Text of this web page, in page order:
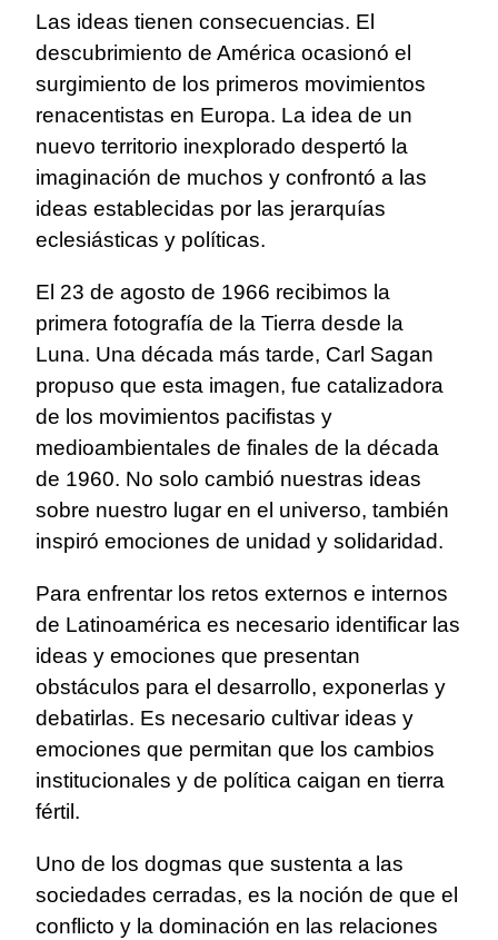
Las ideas tienen consecuencias. El
descubrimiento de América ocasionó el
surgimiento de los primeros movimientos
renacentistas en Europa. La idea de un
nuevo territorio inexplorado despertó la
imaginación de muchos y confrontó a las
ideas establecidas por las jerarquías
eclesiásticas y políticas.
El 23 de agosto de 1966 recibimos la
primera fotografía de la Tierra desde la
Luna. Una década más tarde, Carl Sagan
propuso que esta imagen, fue catalizadora
de los movimientos pacifistas y
medioambientales de finales de la década
de 1960. No solo cambió nuestras ideas
sobre nuestro lugar en el universo, también
inspiró emociones de unidad y solidaridad.
Para enfrentar los retos externos e internos
de Latinoamérica es necesario identificar las
ideas y emociones que presentan
obstáculos para el desarrollo, exponerlas y
debatirlas. Es necesario cultivar ideas y
emociones que permitan que los cambios
institucionales y de política caigan en tierra
fértil.
Uno de los dogmas que sustenta a las
sociedades cerradas, es la noción de que el
conflicto y la dominación en las relaciones